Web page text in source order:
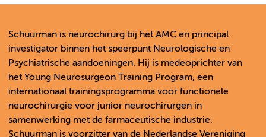
Schuurman is neurochirurg bij het AMC en principal
investigator binnen het speerpunt Neurologische en
Psychiatrische aandoeningen. Hij is medeoprichter van
het Young Neurosurgeon Training Program, een
internationaal trainingsprogramma voor functionele
neurochirurgie voor junior neurochirurgen in
samenwerking met de farmaceutische industrie.
Schuurman is voorzitter van de Nederlandse Vereniging